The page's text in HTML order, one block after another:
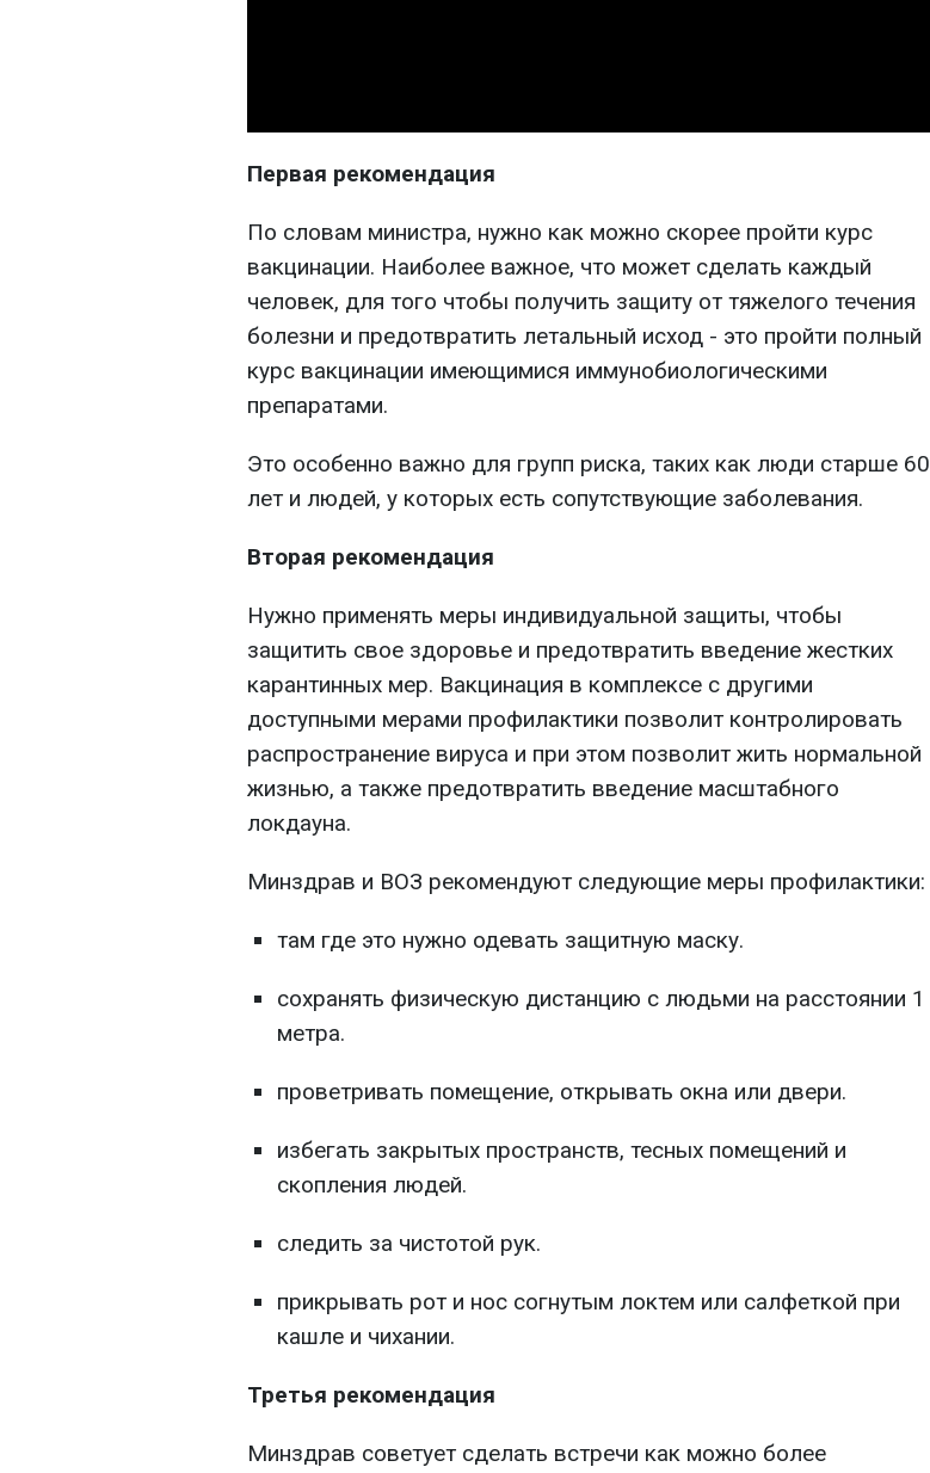
Первая рекомендация
По словам министра, нужно как можно скорее пройти курс
вакцинации. Наиболее важное, что может сделать каждый
человек, для того чтобы получить защиту от тяжелого течения
болезни и предотвратить летальный исход - это пройти полный
курс вакцинации имеющимися иммунобиологическими
препаратами.
Это особенно важно для групп риска, таких как люди старше 60
лет и людей, у которых есть сопутствующие заболевания.
Вторая рекомендация
Нужно применять меры индивидуальной защиты, чтобы
защитить свое здоровье и предотвратить введение жестких
карантинных мер. Вакцинация в комплексе с другими
доступными мерами профилактики позволит контролировать
распространение вируса и при этом позволит жить нормальной
жизнью, а также предотвратить введение масштабного
локдауна.
Минздрав и ВОЗ рекомендуют следующие меры профилактики:
там где это нужно одевать защитную маску.
сохранять физическую дистанцию с людьми на расстоянии 1
метра.
проветривать помещение, открывать окна или двери.
избегать закрытых пространств, тесных помещений и
скопления людей.
следить за чистотой рук.
прикрывать рот и нос согнутым локтем или салфеткой при
кашле и чихании.
Третья рекомендация
Минздрав советует сделать встречи как можно более